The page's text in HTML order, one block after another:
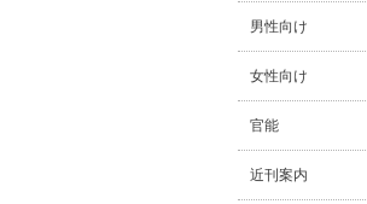
男性向け
女性向け
官能
近刊案内